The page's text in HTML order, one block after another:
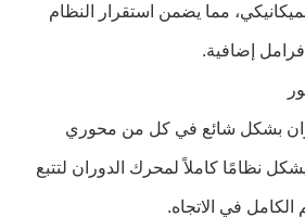
مما يضمن استقرار النظام
إضافية.
بشكل شائع في كل من محوري
نظامًا كاملاً لمحرك الدوران لتتبع
الكامل في الاتجاه.